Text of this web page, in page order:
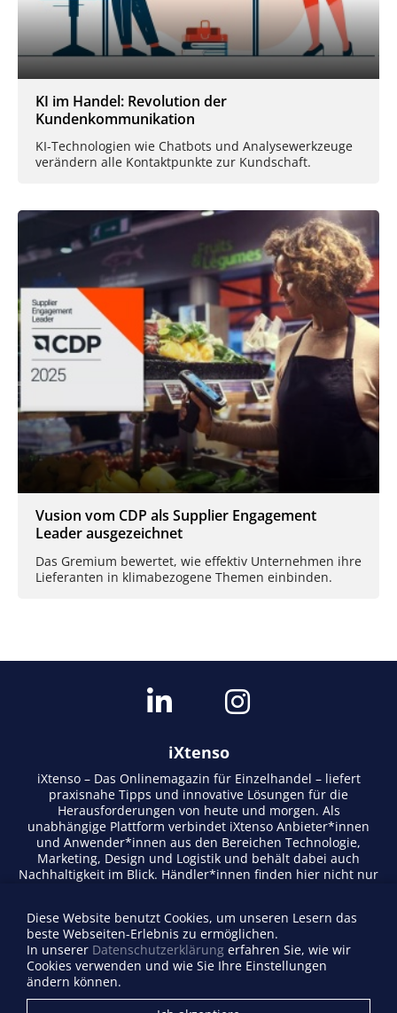
KI im Handel: Revolution der
Kundenkommunikation
KI-Technologien wie Chatbots und Analysewerkzeuge
verändern alle Kontaktpunkte zur Kundschaft.
Vusion vom CDP als Supplier Engagement
Leader ausgezeichnet
Das Gremium bewertet, wie effektiv Unternehmen ihre
Lieferanten in klimabezogene Themen einbinden.
iXtenso
iXtenso – Das Onlinemagazin für Einzelhandel – liefert
praxisnahe Tipps und innovative Lösungen für die
Herausforderungen von heute und morgen. Als
unabhängige Plattform verbindet iXtenso Anbieter*innen
und Anwender*innen aus den Bereichen Technologie,
Marketing, Design und Logistik und behält dabei auch
Nachhaltigkeit im Blick. Händler*innen finden hier nicht nur
lebendigen Schreibstil und relevantem Content fördert das
Magazin den Austausch innerhalb der Retail-Community.
Ob digitale Trends oder praktische Alltagstipps – iXtenso
macht Wissen für den Handel zugänglich.
Diese Website benutzt Cookies, um unseren Lesern das
beste Webseiten-Erlebnis zu ermöglichen.
In unserer Datenschutzerklärung erfahren Sie, wie wir
Cookies verwenden und wie Sie Ihre Einstellungen
ändern können.